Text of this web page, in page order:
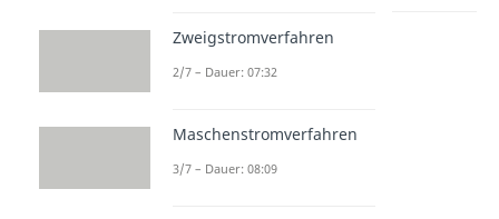
Zweigstromverfahren
2/7 – Dauer: 07:32
Maschenstromverfahren
3/7 – Dauer: 08:09